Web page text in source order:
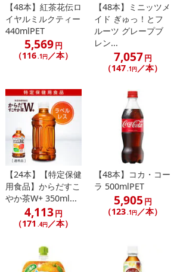
カテゴリー別注意事項（※必ずご確認くだ
ちらの情報は2026年07月09日 時点での情報となります。
【48本】紅茶花伝ロ
イヤルミルクティー
440mlPET
5,569円
（116.1円 ／本）
【48本】ミニッツメ
イド ぎゅっ！とフ
ルーツ グレープブ
レン...
7,057円
（147.1円 ／本）
【24本】【特定保健
用食品】からだすこ
やか茶W+ 350ml...
4,113円
（171 .4円／本）
【48本】コカ・コー
ラ 500mlPET
5,905 円
（123.1円／本）